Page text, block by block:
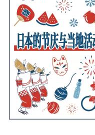
计注重细节
就像一个“
性的旅行者享
尔酒店是一
古老文化和
店。 岐阜雷索尔酒店 ～用所有感官感受清流孕
育的文化与历史～ 美丽、翠
溪流似乎
的自然风光
史的城市。 从酒店步行只需 20 分钟，您就会看
到这座城市
溪流。 春
次来都有新的感受。